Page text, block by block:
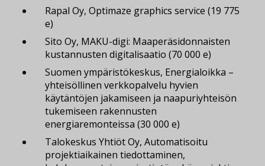
Rapal Oy, Optimaze graphics service (19 775
e)
Sito Oy, MAKU-digi: Maaperäsidonnaisten
kustannusten digitalisaatio (70 000 e)
Suomen ympäristökeskus, Energialoikka –
yhteisöllinen verkkopalvelu hyvien
käytäntöjen jakamiseen ja naapuriyhteisön
tukemiseen rakennusten
energiaremonteissa (30 000 e)
Talokeskus Yhtiöt Oy, Automatisoitu
projektiaikainen tiedottaminen,